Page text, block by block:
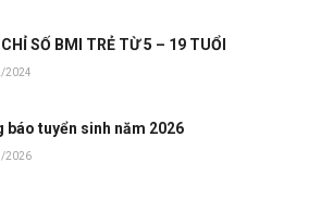
CHỈ SỐ BMI TRẺ TỪ 5 – 19 TUỔI
2024
báo tuyển sinh năm 2026
2026